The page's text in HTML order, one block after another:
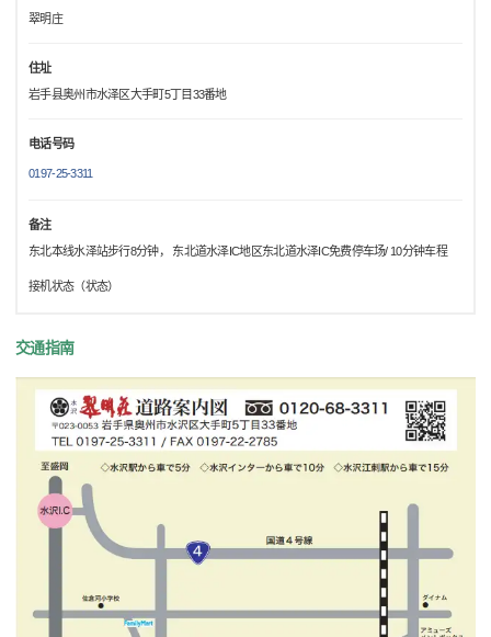
翠明庄
住址
岩手县奥州市水泽区大手町5丁目33番地
电话号码
0197-25-3311
备注
东北本线水泽站步行8分钟， 东北道水泽IC地区东北道水泽IC免费停车场/ 10分钟车程
接机状态（状态）
交通指南